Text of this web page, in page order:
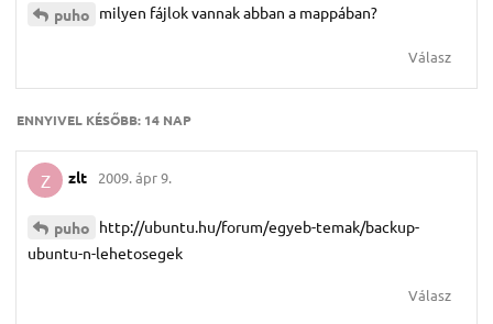
puho milyen fájlok vannak abban a mappában?
Válasz
ENNYIVEL KÉSŐBB: 14 NAP
Z zlt 2009. ápr 9.
puho http://ubuntu.hu/forum/egyeb-temak/backup-
ubuntu-n-lehetosegek
Válasz